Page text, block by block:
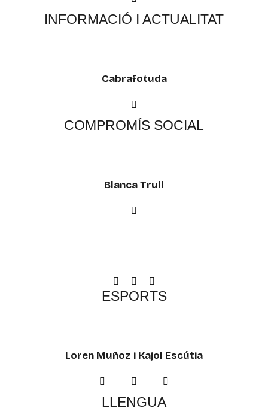
INFORMACIÓ I ACTUALITAT
Cabrafotuda
COMPROMÍS SOCIAL
Blanca Trull
ESPORTS
Loren Muñoz i Kajol Escútia
LLENGUA